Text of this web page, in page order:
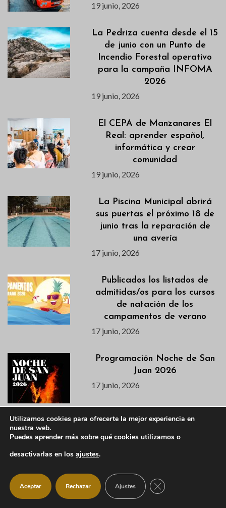
19 junio, 2026
La Pedriza cuenta desde el 15
de junio con un Punto de
Incendio Forestal operativo
para la campaña INFOMA
2026
19 junio, 2026
El CEPA de Manzanares El
Real: aprender español,
informática y crear
comunidad
19 junio, 2026
La Piscina Municipal abrirá
sus puertas el próximo 18 de
junio tras la reparación de
una avería
17 junio, 2026
Publicados los listados de
admitidas/os para los cursos
de natación de los
campamentos de verano
17 junio, 2026
Programación Noche de San
Juan 2026
17 junio, 2026
La Biblioteca Municipal
adapta su horario durante el
Agenda semanal del 16 al 21
Utilizamos cookies para ofrecerte la mejor experiencia en
nuestra web.
Puedes aprender más sobre qué cookies utilizamos o
desactivarlas en los ajustes.
Aceptar Rechazar Ajustes CERRAR EL